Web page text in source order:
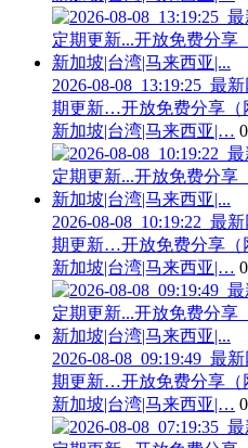
2026-08-08_13:19:25_最
期更新…开放免费分享（
新加坡|台湾|马来西亚|…
2026-08-08_10:19:22_最
期更新…开放免费分享（
新加坡|台湾|马来西亚|…
2026-08-08_09:19:49_最
期更新…开放免费分享（
新加坡|台湾|马来西亚|…